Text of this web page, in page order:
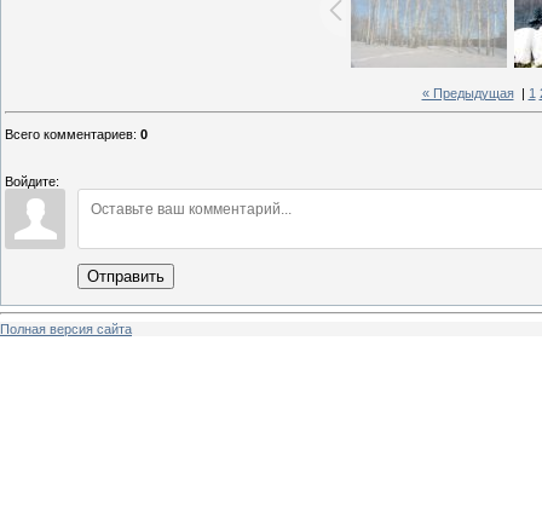
« Предыдущая| 1
Всего комментариев: 0
Войдите:
Отправить
Полная версия сайта